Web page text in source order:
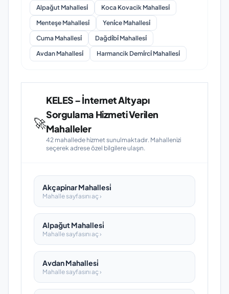
Alpağut Mahallesi̇
Koca Kovacik Mahallesi̇
Menteşe Mahallesi̇
Yeni̇ce Mahallesi̇
Cuma Mahallesi̇
Dağdi̇bi̇ Mahallesi̇
Avdan Mahallesi̇
Harmancik Demi̇rci̇ Mahallesi̇
🚀
KELES – İnternet Altyapı
Sorgulama Hizmeti Verilen
Mahalleler
42 mahallede hizmet sunulmaktadır. Mahallenizi
seçerek adrese özel bilgilere ulaşın.
Akçapinar Mahallesi̇
Mahalle sayfasını aç ›
Alpağut Mahallesi̇
Mahalle sayfasını aç ›
Avdan Mahallesi̇
Mahalle sayfasını aç ›